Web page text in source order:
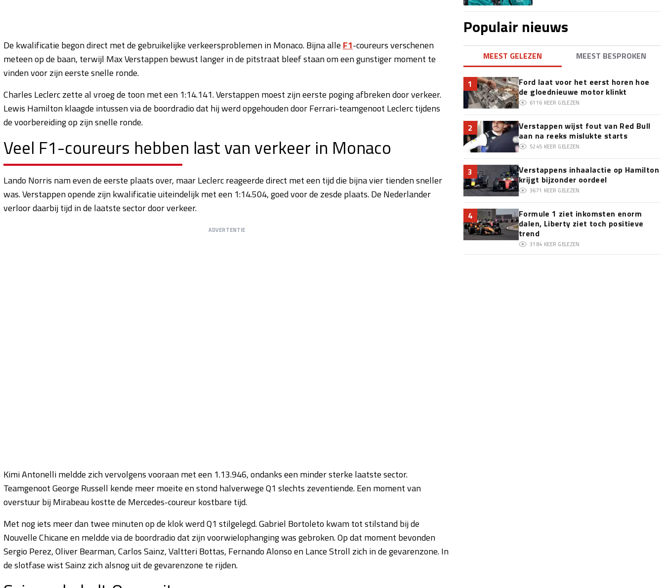
De kwalificatie begon direct met de gebruikelijke verkeersproblemen in Monaco. Bijna alle F1-coureurs verschenen
meteen op de baan, terwijl Max Verstappen bewust langer in de pitstraat bleef staan om een gunstiger moment te
vinden voor zijn eerste snelle ronde.
Charles Leclerc zette al vroeg de toon met een 1:14.141. Verstappen moest zijn eerste poging afbreken door verkeer.
Lewis Hamilton klaagde intussen via de boordradio dat hij werd opgehouden door Ferrari-teamgenoot Leclerc tijdens
de voorbereiding op zijn snelle ronde.
Veel F1-coureurs hebben last van verkeer in Monaco
Lando Norris nam even de eerste plaats over, maar Leclerc reageerde direct met een tijd die bijna vier tienden sneller
was. Verstappen opende zijn kwalificatie uiteindelijk met een 1:14.504, goed voor de zesde plaats. De Nederlander
verloor daarbij tijd in de laatste sector door verkeer.
ADVERTENTIE
Kimi Antonelli meldde zich vervolgens vooraan met een 1.13.946, ondanks een minder sterke laatste sector.
Teamgenoot George Russell kende meer moeite en stond halverwege Q1 slechts zeventiende. Een moment van
overstuur bij Mirabeau kostte de Mercedes-coureur kostbare tijd.
Met nog iets meer dan twee minuten op de klok werd Q1 stilgelegd. Gabriel Bortoleto kwam tot stilstand bij de
Nouvelle Chicane en meldde via de boordradio dat zijn voorwielophanging was gebroken. Op dat moment bevonden
Sergio Perez, Oliver Bearman, Carlos Sainz, Valtteri Bottas, Fernando Alonso en Lance Stroll zich in de gevarenzone. In
de slotfase wist Sainz zich alsnog uit de gevarenzone te rijden.
Populair nieuws
MEEST GELEZEN MEEST BESPROKEN
1
Ford laat voor het eerst horen hoe
de gloednieuwe motor klinkt
6116 KEER GELEZEN
2
Verstappen wijst fout van Red Bull
aan na reeks mislukte starts
5245 KEER GELEZEN
3
Verstappens inhaalactie op Hamilton
krijgt bijzonder oordeel
3671 KEER GELEZEN
4
Formule 1 ziet inkomsten enorm
dalen, Liberty ziet toch positieve
trend
3184 KEER GELEZEN